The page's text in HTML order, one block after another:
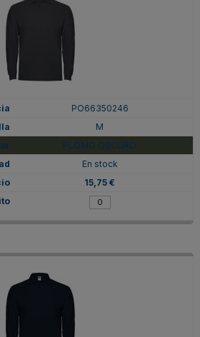
PO66350246
M
PLOMO OSCURO
En stock
15,75 €